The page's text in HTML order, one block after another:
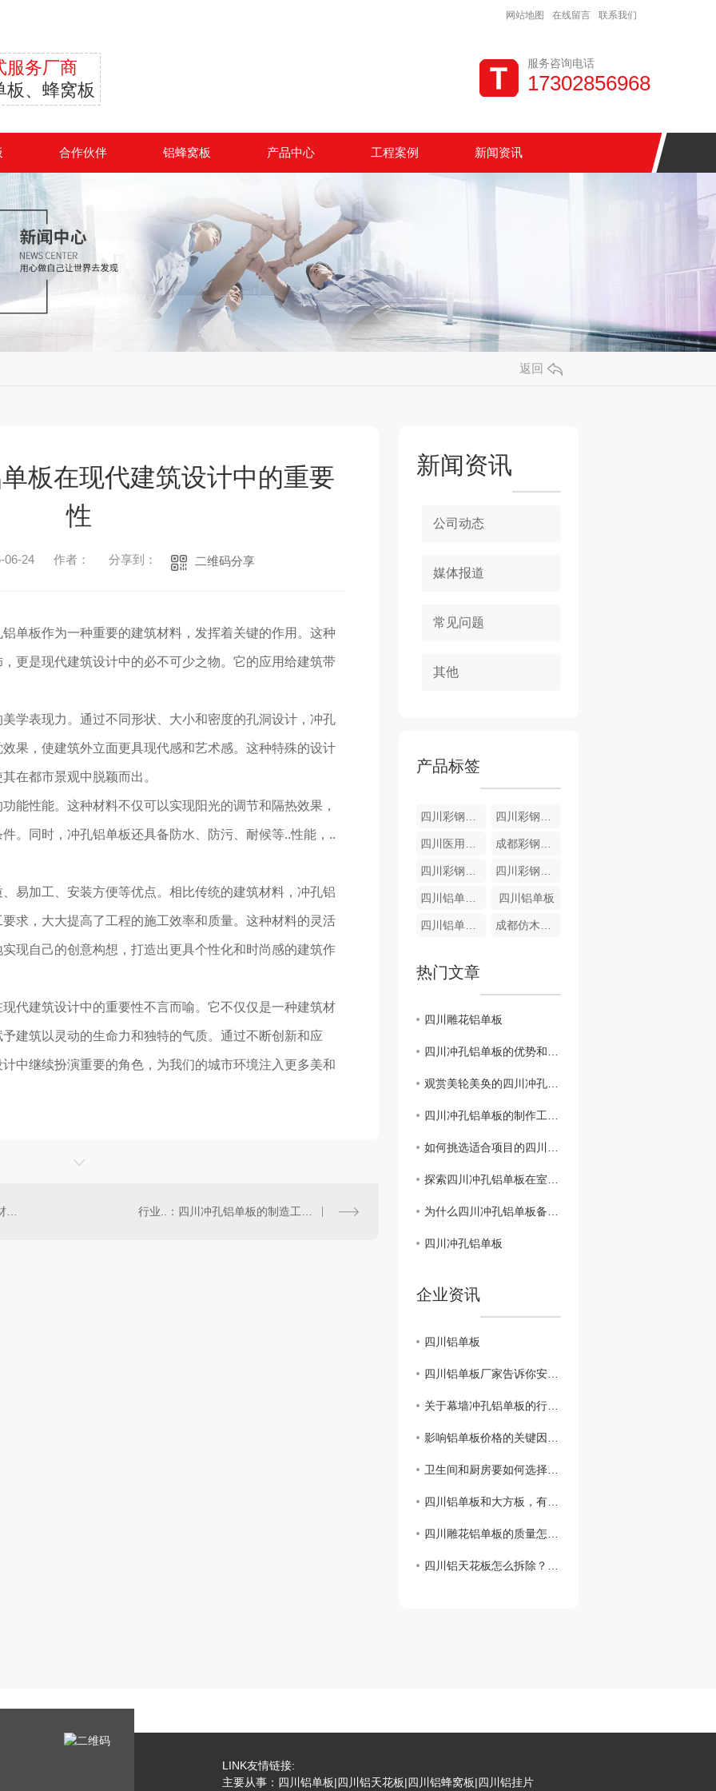
网站地图 在线留言 联系我们
服务厂商
板、蜂窝板
服务咨询电话
17302856968
合作伙伴 铝蜂窝板 产品中心 工程案例 新闻资讯
返回
板在现代建筑设计中的重要
性
06-24 作者： 分享到： 二维码分享
单板作为一种重要的建筑材料，发挥着关键的作用。这种
更是现代建筑设计中的必不可少之物。它的应用给建筑带
学表现力。通过不同形状、大小和密度的孔洞设计，冲孔
果，使建筑外立面更具现代感和艺术感。这种特殊的设计
在都市景观中脱颖而出。
能性能。这种材料不仅可以实现阳光的调节和隔热效果，
。同时，冲孔铝单板还具备防水、防污、耐候等..性能，..
易加工、安装方便等优点。相比传统的建筑材料，冲孔铝
求，大大提高了工程的施工效率和质量。这种材料的灵活
现自己的创意构想，打造出更具个性化和时尚感的建筑作
代建筑设计中的重要性不言而喻。它不仅仅是一种建筑材
建筑以灵动的生命力和独特的气质。通过不断创新和应
中继续扮演重要的角色，为我们的城市环境注入更多美和
从实用到美观：四川冲孔铝单板材料的多重魅力 行业..：四川冲孔铝单板的制造工艺和发展趋势
新闻资讯
公司动态
媒体报道
常见问题
其他
产品标签
四川彩钢板厂家 四川彩钢板配件
四川医用彩钢夹芯板 成都彩钢夹芯板验收现场
四川彩钢夹芯板到货 四川彩钢夹芯板
四川铝单板厂家 四川铝单板
四川铝单板源头工厂 成都仿木铝单板厂家
热门文章
四川雕花铝单板
四川冲孔铝单板的优势和特点
观赏美轮美奂的四川冲孔铝单板建筑设计
四川冲孔铝单板的制作工艺及技术解析
如何挑选适合项目的四川冲孔铝单板？
探索四川冲孔铝单板在室内设计中的创新运用
为什么四川冲孔铝单板备受建筑行业青睐？
四川冲孔铝单板
企业资讯
四川铝单板
四川铝单板厂家告诉你安装加强筋的重要性不容忽视
关于幕墙冲孔铝单板的行业小知识
影响铝单板价格的关键因素有哪些？
卫生间和厨房要如何选择铝扣天花板？
四川铝单板和大方板，有什么区别？
四川雕花铝单板的质量怎么判断？看这里！
四川铝天花板怎么拆除？看这里！
LINK友情链接:
主要从事：四川铝单板|四川铝天花板|四川铝蜂窝板|四川铝挂片